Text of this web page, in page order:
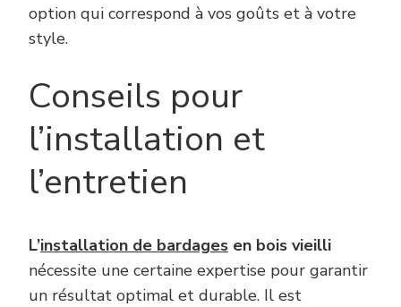
option qui correspond à vos goûts et à votre
style.
Conseils pour
l’installation et
l’entretien
L’installation de bardages en bois vieilli
nécessite une certaine expertise pour garantir
un résultat optimal et durable. Il est